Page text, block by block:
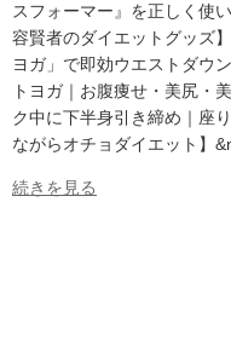
スフォーマー』を正しく使
容賢者のダイエットグッズ
ヨガ」で即効ウエストダウ
トヨガ｜お腹痩せ・美尻・
ク中に下半身引き締め｜座
ながらオチョダイエット】
続きを見る